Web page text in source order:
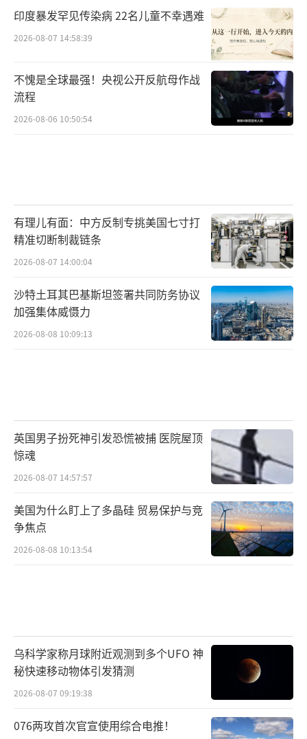
印度暴发罕见传染病 22名儿童不幸遇难
2026-08-07 14:58:39
不愧是全球最强！央视公开反航母作战
流程
2026-08-06 10:50:54
有理儿有面：中方反制专挑美国七寸打
精准切断制裁链条
2026-08-07 14:00:04
沙特土耳其巴基斯坦签署共同防务协议
加强集体威慑力
2026-08-08 10:09:13
英国男子扮死神引发恐慌被捕 医院屋顶
惊魂
2026-08-07 14:57:57
美国为什么盯上了多晶硅 贸易保护与竞
争焦点
2026-08-08 10:13:54
乌科学家称月球附近观测到多个UFO 神
秘快速移动物体引发猜测
2026-08-07 09:19:38
076两攻首次官宣使用综合电推！